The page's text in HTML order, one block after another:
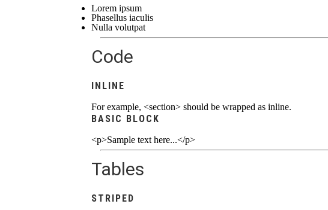
Lorem ipsum
Phasellus iaculis
Nulla volutpat
Code
INLINE
For example, <section> should be wrapped as inline.
BASIC BLOCK
<p>Sample text here...</p>
Tables
STRIPED